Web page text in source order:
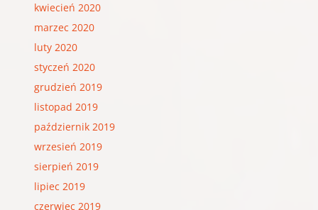
kwiecień 2020
marzec 2020
luty 2020
styczeń 2020
grudzień 2019
listopad 2019
październik 2019
wrzesień 2019
sierpień 2019
lipiec 2019
czerwiec 2019